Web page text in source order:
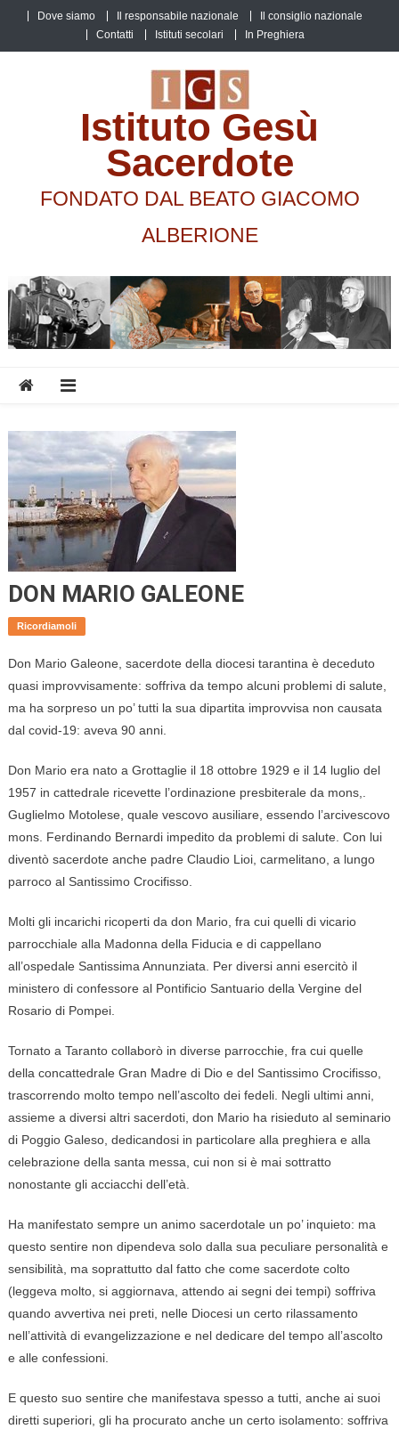
content
Dove siamo Il responsabile nazionale
Il consiglio nazionale
Contatti
Istituti secolari In Preghiera
Istituto Gesù
Sacerdote
FONDATO DAL BEATO GIACOMO
ALBERIONE
DON MARIO GALEONE
Ricordiamoli
Don Mario Galeone, sacerdote della diocesi tarantina è deceduto
quasi improvvisamente: soffriva da tempo alcuni problemi di salute,
ma ha sorpreso un po’ tutti la sua dipartita improvvisa non causata
dal covid-19: aveva 90 anni.
Don Mario era nato a Grottaglie il 18 ottobre 1929 e il 14 luglio del
1957 in cattedrale ricevette l’ordinazione presbiterale da mons,.
Guglielmo Motolese, quale vescovo ausiliare, essendo l’arcivescovo
mons. Ferdinando Bernardi impedito da problemi di salute. Con lui
diventò sacerdote anche padre Claudio Lioi, carmelitano, a lungo
parroco al Santissimo Crocifisso.
Molti gli incarichi ricoperti da don Mario, fra cui quelli di vicario
parrocchiale alla Madonna della Fiducia e di cappellano
all’ospedale Santissima Annunziata. Per diversi anni esercitò il
ministero di confessore al Pontificio Santuario della Vergine del
Rosario di Pompei.
Tornato a Taranto collaborò in diverse parrocchie, fra cui quelle
della concattedrale Gran Madre di Dio e del Santissimo Crocifisso,
trascorrendo molto tempo nell’ascolto dei fedeli. Negli ultimi anni,
assieme a diversi altri sacerdoti, don Mario ha risieduto al seminario
di Poggio Galeso, dedicandosi in particolare alla preghiera e alla
celebrazione della santa messa, cui non si è mai sottratto
nonostante gli acciacchi dell’età.
Ha manifestato sempre un animo sacerdotale un po’ inquieto: ma
questo sentire non dipendeva solo dalla sua peculiare personalità e
sensibilità, ma soprattutto dal fatto che come sacerdote colto
(leggeva molto, si aggiornava, attendo ai segni dei tempi) soffriva
quando avvertiva nei preti, nelle Diocesi un certo rilassamento
nell’attività di evangelizzazione e nel dedicare del tempo all’ascolto
e alle confessioni.
E questo suo sentire che manifestava spesso a tutti, anche ai suoi
diretti superiori, gli ha procurato anche un certo isolamento: soffriva